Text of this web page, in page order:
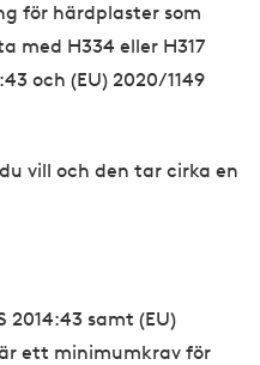
för härdplaster som
med H334 eller H317
och (EU) 2020/1149
vill och den tar cirka en
2014:43 samt (EU)
är ett minimumkrav för